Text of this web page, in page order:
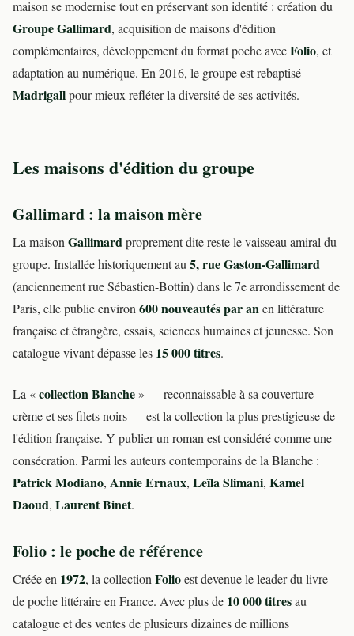
maison se modernise tout en préservant son identité : création du
Groupe Gallimard, acquisition de maisons d'édition
complémentaires, développement du format poche avecFolio, et
adaptation au numérique. En 2016, le groupe est rebaptisé
Madrigallpour mieux refléter la diversité de ses activités.
Les maisons d'édition du groupe
Gallimard : la maison mère
La maisonGallimardproprement dite reste le vaisseau amiral du
groupe. Installée historiquement au5, rue Gaston-Gallimard
(anciennement rue Sébastien-Bottin) dans le 7e arrondissement de
Paris, elle publie environ600 nouveautés par anen littérature
française et étrangère, essais, sciences humaines et jeunesse. Son
catalogue vivant dépasse les 15 000 titres.
La «collection Blanche » — reconnaissable à sa couverture
crème et ses filets noirs — est la collection la plus prestigieuse de
l'édition française. Y publier un roman est considéré comme une
consécration. Parmi les auteurs contemporains de la Blanche :
Patrick Modiano, Annie Ernaux, Leïla Slimani, Kamel
Daoud, Laurent Binet.
Folio : le poche de référence
Créée en 1972, la collectionFolioest devenue le leader du livre
de poche littéraire en France. Avec plus de 10 000 titresau
catalogue et des ventes de plusieurs dizaines de millions